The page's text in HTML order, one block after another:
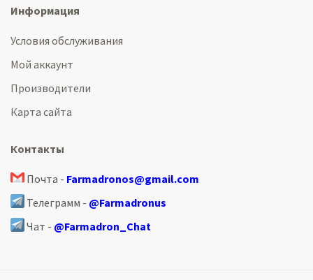
Информация
Условия обслуживания
Мой аккаунт
Производители
Карта сайта
Контакты
Почта - Farmadronos@gmail.com
Телеграмм - @Farmadronus
Чат - @Farmadron_Chat